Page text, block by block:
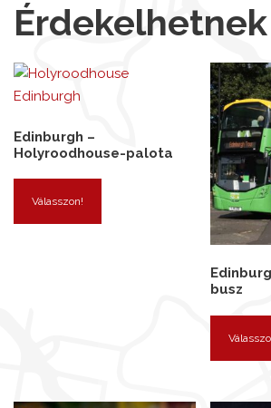
Edinburgh –
Holyroodhouse-palota
Válasszon!
busz